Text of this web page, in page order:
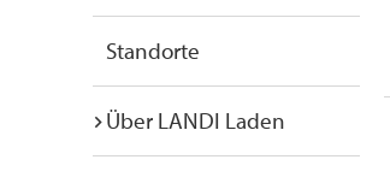
Standorte
Über LANDI Laden